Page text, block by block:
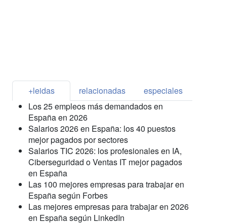
+leidas relacionadas
especiales
Los 25 empleos más demandados en
España en 2026
Salarios 2026 en España: los 40 puestos
mejor pagados por sectores
Salarios TIC 2026: los profesionales en IA,
Ciberseguridad o Ventas IT mejor pagados
en España
Las 100 mejores empresas para trabajar en
España según Forbes
Las mejores empresas para trabajar en 2026
en España según LinkedIn